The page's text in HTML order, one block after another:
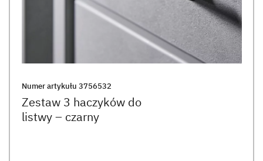
Numer artykułu 3756532
Zestaw 3 haczyków do
listwy – czarny